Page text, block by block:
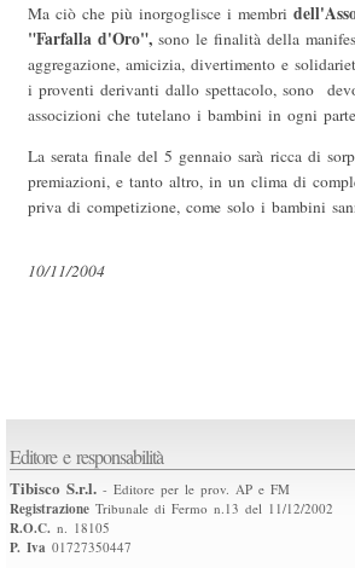
Ma ciò che più inorgoglisce i membri
"Farfalla d'Oro", sono le finalità della
aggregazione, amicizia, divertimento e
i proventi derivanti dallo spettacolo, sono
associzioni che tutelano i bambini in ogni
La serata finale del 5 gennaio sarà ricca di
premiazioni, e tanto altro, in un clima di
priva di competizione, come solo i bambini
10/11/2004
Editore e responsabilità
Tibisco S.r.l. - Editore per le prov. AP e FM
Registrazione Tribunale di Fermo n.13 del 11/12/2002
R.O.C. n. 18105
P. Iva 01727350447